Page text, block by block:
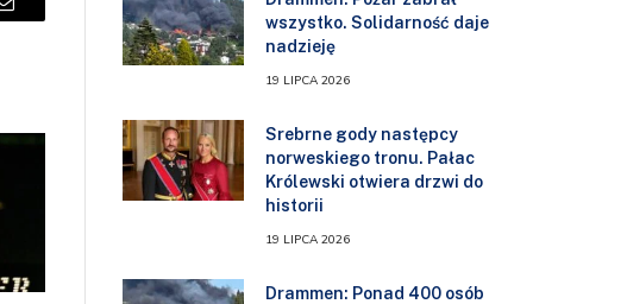
Email
wszystko. Solidarność daje
nadzieję
19 LIPCA 2026
Srebrne gody następcy
norweskiego tronu. Pałac
Królewski otwiera drzwi do
historii
19 LIPCA 2026
Drammen: Ponad 400 osób